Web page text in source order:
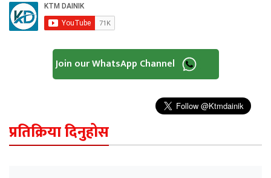
Join our WhatsApp Channel
प्रतिक्रिया दिनुहोस